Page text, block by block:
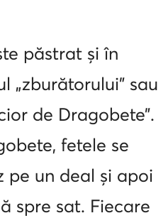
păstrat și în
„zburătorului” sau
de Dragobete”.
fetele se
pe un deal și apoi
spre sat. Fiecare